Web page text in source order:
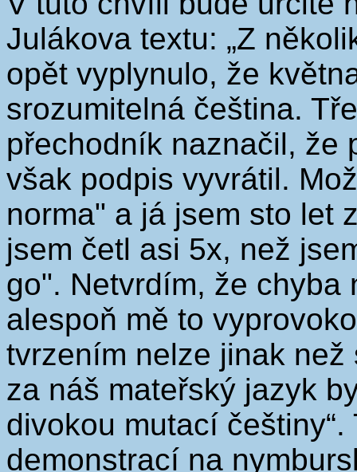
Julákova textu: „Z
opět vyplynulo, že
srozumitelná čeština.
přechodník naznačil, že
však podpis vyvrátil.
norma" a já jsem sto let
jsem četl asi 5x, než
go". Netvrdím, že chyba
alespoň mě to
tvrzením nelze jinak
za náš mateřský jazyk
divokou mutací
demonstrací na